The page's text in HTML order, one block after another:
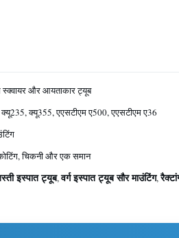
स्क्वायर और आयताकार ट्यूब
क्यू355, एएसटीएम ए500, एएसटीएम ए36
चिकनी और एक समान
इस्पात ट्यूब,वर्ग इस्पात ट्यूब सौर माउंटिंग,